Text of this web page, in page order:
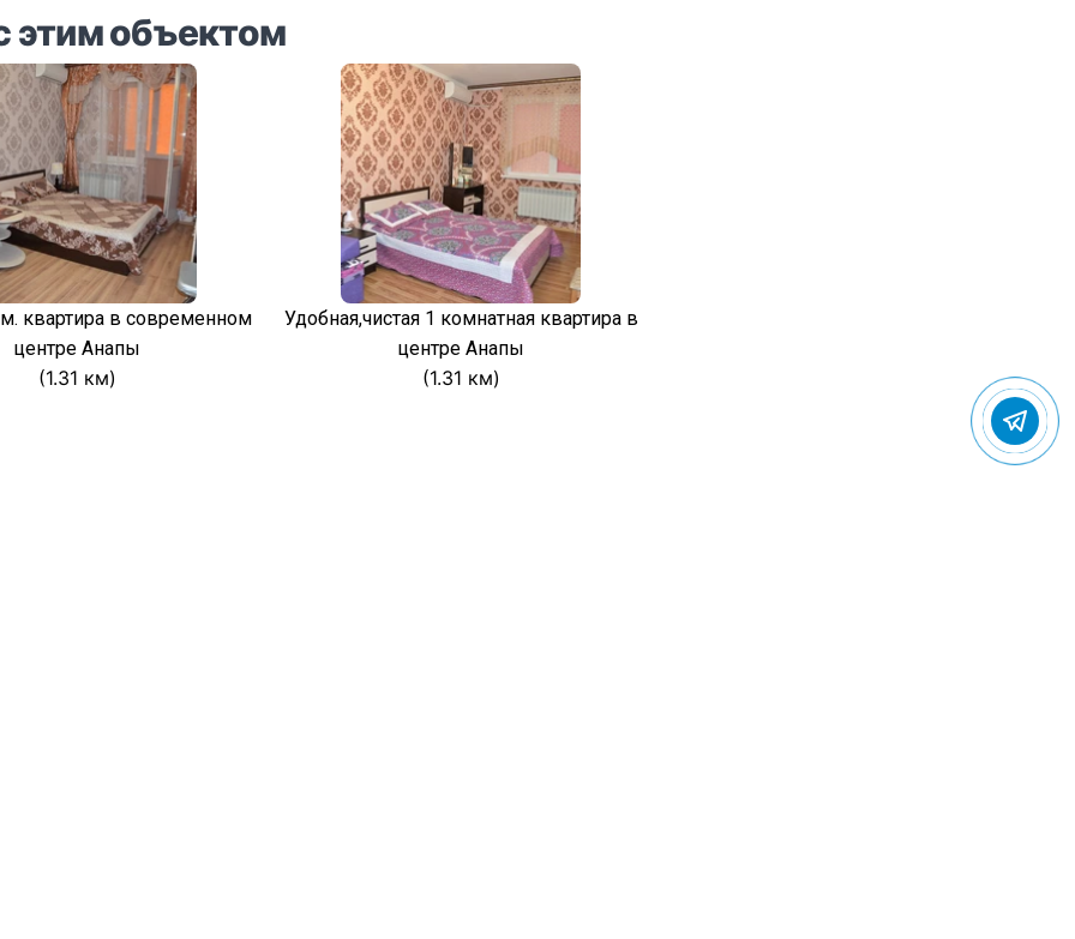
этим объектом
квартира в современном
центре Анапы
(1.31 км)
Удобная,чистая 1 комнатная квартира в
центре Анапы
(1.31 км)